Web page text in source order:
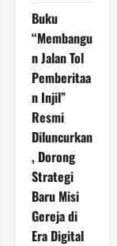
Buku
“Membangu
n Jalan Tol
Pemberitaa
n Injil”
Resmi
Diluncurkan
, Dorong
Strategi
Baru Misi
Gereja di
Era Digital